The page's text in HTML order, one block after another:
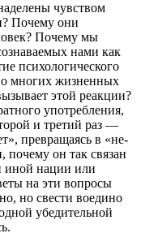
чувством
Почему они
Почему мы
нами как
психологического
многих жизненных
этой реакции?
употребления,
и третий раз —
превращаясь в «не-
он так связан
иной нации или
на эти вопросы
но свести воедино
убедительной